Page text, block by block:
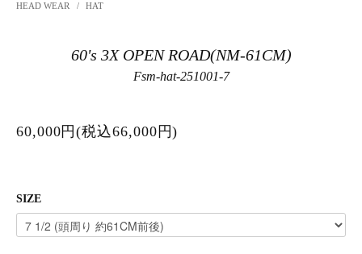
HEAD WEAR / HAT
60's 3X OPEN ROAD(NM-61CM)
Fsm-hat-251001-7
60,000円(税込66,000円)
SIZE